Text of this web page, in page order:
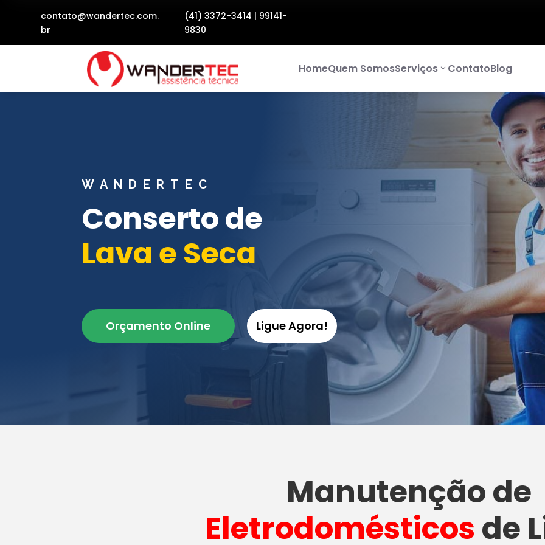
contato@wandertec.com.
br
(41) 3372-3414 | 99141-
9830
HomeQuem SomosServiços ContatoBlog
WANDERTEC
Conserto de
Lava e Seca
Orçamento Online Ligue Agora!
Manutençãode
Eletrodomésticos de